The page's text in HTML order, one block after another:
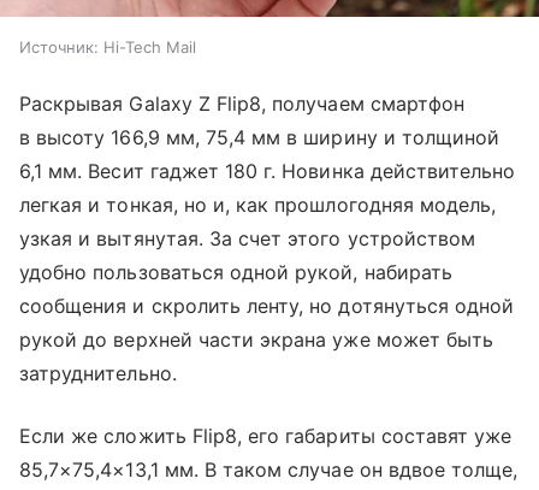
Источник: Hi-Tech Mail
Раскрывая Galaxy Z Flip8, получаем смартфон
в высоту 166,9 мм, 75,4 мм в ширину и толщиной
6,1 мм. Весит гаджет 180 г. Новинка действительно
легкая и тонкая, но и, как прошлогодняя модель,
узкая и вытянутая. За счет этого устройством
удобно пользоваться одной рукой, набирать
сообщения и скролить ленту, но дотянуться одной
рукой до верхней части экрана уже может быть
затруднительно.
Если же сложить Flip8, его габариты составят уже
85,7×75,4×13,1 мм. В таком случае он вдвое толще,